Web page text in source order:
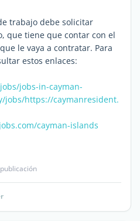
trabajo debe solicitar
que tiene que contar con el
le vaya a contratar. Para
estos enlaces:
jobs-in-cayman-
jobs/https://caymanresident.
cayman-islands